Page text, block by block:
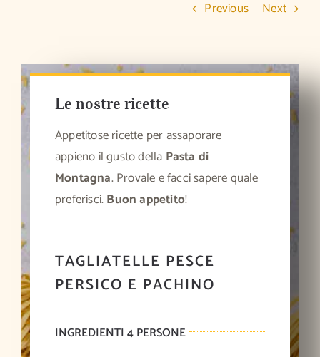
Previous Next
Le nostre ricette
Appetitose ricette per assaporare
appieno il gusto della Pasta di
Montagna. Provale e facci sapere quale
preferisci.Buon appetito!
TAGLIATELLE PESCE
PERSICO E PACHINO
INGREDIENTI 4 PERSONE